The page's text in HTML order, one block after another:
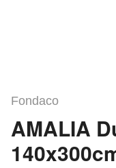
Fondaco
AMALIA